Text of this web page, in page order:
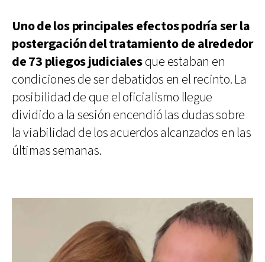
Uno de los principales efectos podría ser la
postergación del tratamiento de alrededor
de 73 pliegos judicialesque estaban en
condiciones de ser debatidos en el recinto. La
posibilidad de que el oficialismo llegue
dividido a la sesión encendió las dudas sobre
la viabilidad de los acuerdos alcanzados en las
últimas semanas.